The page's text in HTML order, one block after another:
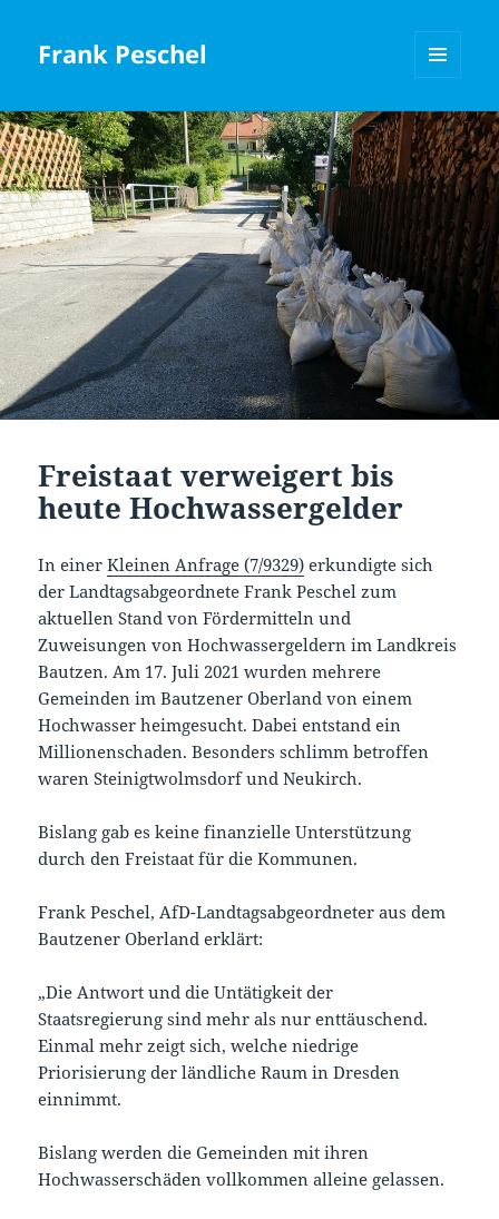
Frank Peschel
WIDGETS
Freistaat verweigert bis
heute Hochwassergelder
In einerKleinen Anfrage (7/9329) erkundigte sich
der Landtagsabgeordnete Frank Peschel zum
aktuellen Stand von Fördermitteln und
Zuweisungen von Hochwassergeldern im Landkreis
Bautzen. Am 17. Juli 2021 wurden mehrere
Gemeinden im Bautzener Oberland von einem
Hochwasser heimgesucht. Dabei entstand ein
Millionenschaden. Besonders schlimm betroffen
waren Steinigtwolmsdorf und Neukirch.
Bislang gab es keine finanzielle Unterstützung
durch den Freistaat für die Kommunen.
Frank Peschel, AfD-Landtagsabgeordneter aus dem
Bautzener Oberland erklärt:
„Die Antwort und die Untätigkeit der
Staatsregierung sind mehr als nur enttäuschend.
Einmal mehr zeigt sich, welche niedrige
Priorisierung der ländliche Raum in Dresden
einnimmt.
Bislang werden die Gemeinden mit ihren
Hochwasserschäden vollkommen alleine gelassen.